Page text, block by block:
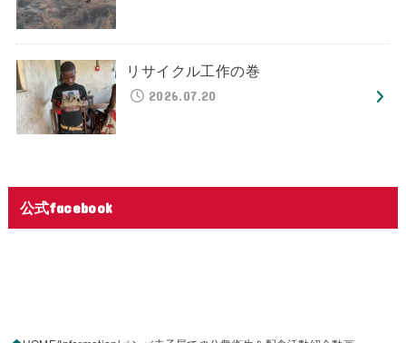
リサイクル工作の巻
2026.07.20
公式facebook